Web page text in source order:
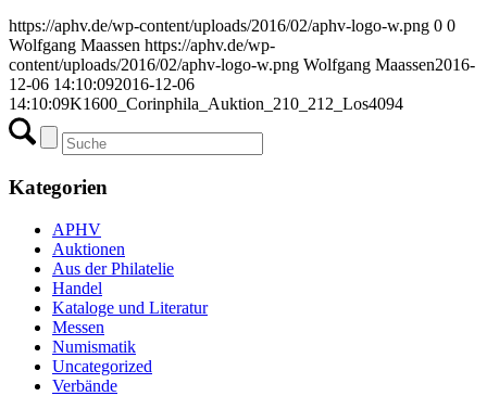
https://aphv.de/wp-content/uploads/2016/02/aphv-logo-w.png 0 0
Wolfgang Maassen https://aphv.de/wp-
content/uploads/2016/02/aphv-logo-w.png Wolfgang Maassen2016-
12-06 14:10:092016-12-06
14:10:09K1600_Corinphila_Auktion_210_212_Los4094
Kategorien
APHV
Auktionen
Aus der Philatelie
Handel
Kataloge und Literatur
Messen
Numismatik
Uncategorized
Verbände